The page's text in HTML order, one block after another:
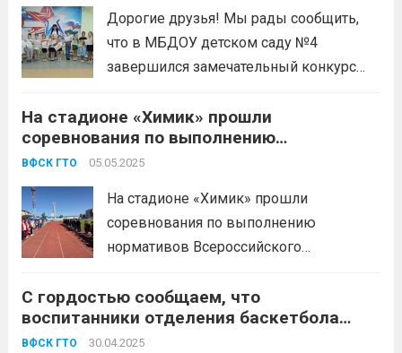
проявили свои силы и упорство,
активно участвуя в спортивных
испытаниях и...
Дорогие друзья! Мы рады сообщить,
что в МБДОУ детском саду №4
завершился замечательный конкурс
Маленькие художники проявили
невероятное воображение и
креативность, иллюстрируя свои
системе ГТО. Каждая работа – это
уникальный...
На стадионе «Химик» прошли
соревнования по выполнению
нормативов Всероссийского
«Готов к труду и обороне»
ВФСК ГТО 05.05.2025
На стадионе «Химик» прошли
соревнования по выполнению
нормативов Всероссийского
«Готов к труду и обороне» среди юных
участников из детско-юношеского
военно-патриотического
С гордостью сообщаем, что
воспитанники отделения баскетбола
успешно выполнили нормативы ВФСК
ВФСК ГТО 30.04.2025